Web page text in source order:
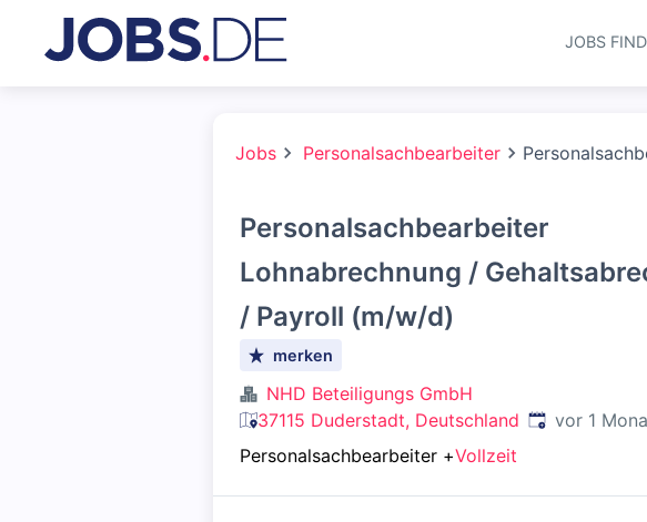
JOBS
Jobs Personalsachbearbeiter
Personalsachbearbeiter
Lohnabrechnung /
/ Payroll (m/w/d)
merken
NHD Beteiligungs GmbH
37115 Duderstadt, Deutschland Veröffentlicht:
vor 1
Personalsachbearbeiter +Vollzeit